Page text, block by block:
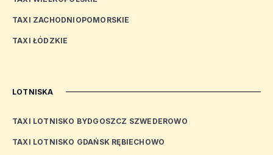
TAXI ZACHODNIOPOMORSKIE
TAXI ŁÓDZKIE
LOTNISKA
TAXI LOTNISKO BYDGOSZCZ SZWEDEROWO
TAXI LOTNISKO GDAŃSK RĘBIECHOWO